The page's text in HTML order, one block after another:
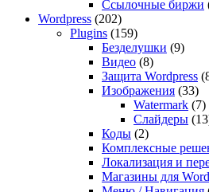
Ссылочные биржи
Wordpress (202)
Plugins (159)
Безделушки (9)
Видео (8)
Защита Wordpress
Изображения (33)
Watermark (7)
Слайдеры
Коды (2)
Комплексные
Локализация и
Магазины для